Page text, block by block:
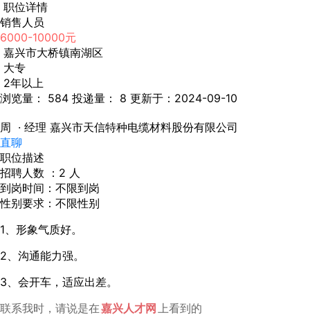
职位详情
销售人员
6000-10000元
嘉兴市大桥镇南湖区
大专
2年以上
浏览量： 584 投递量： 8 更新于：2024-09-10
周 · 经理 嘉兴市天信特种电缆材料股份有限公司
直聊
职位描述
招聘人数 ：2 人
到岗时间：不限到岗
性别要求：不限性别
1、形象气质好。
2、沟通能力强。
3、会开车，适应出差。
联系我时，请说是在嘉兴人才网 上看到的